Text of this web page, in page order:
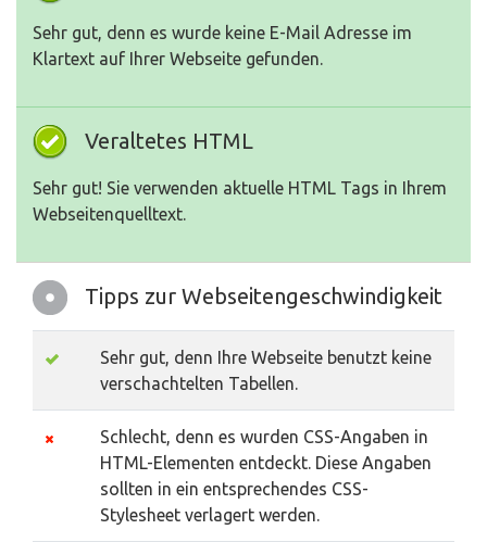
Sehr gut, denn es wurde keine E-Mail Adresse im
Klartext auf Ihrer Webseite gefunden.
Veraltetes HTML
Sehr gut! Sie verwenden aktuelle HTML Tags in Ihrem
Webseitenquelltext.
Tipps zur Webseitengeschwindigkeit
Sehr gut, denn Ihre Webseite benutzt keine
verschachtelten Tabellen.
Schlecht, denn es wurden CSS-Angaben in
HTML-Elementen entdeckt. Diese Angaben
sollten in ein entsprechendes CSS-
Stylesheet verlagert werden.